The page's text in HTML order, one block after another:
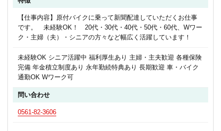
【仕事内容】原付バイクに乗って新聞配達していただくお仕事
です。 未経験OK！ 20代・30代・40代・50代・60代、Wワー
ク・主婦（夫）・シニアの方々など幅広く活躍しています！
未経験OK シニア活躍中 福利厚生あり 主婦・主夫歓迎 各種保険
完備 年金積立制度あり 永年勤続特典あり 長期歓迎 車・バイク
通勤OK Wワーク可
問い合わせ
0561-82-3606